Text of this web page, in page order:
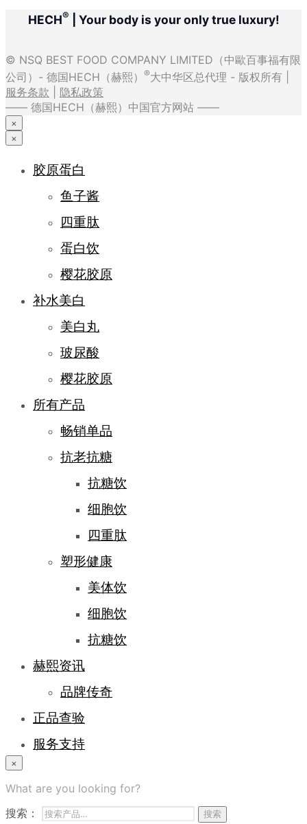
HECH® | Your body is your only true luxury!
© NSQ BEST FOOD COMPANY LIMITED（中歐百事福有限
公司）- 德国HECH（赫熙）
®大中华区总代理 - 版权所有 |
服务条款
隐私政策
—— 德国HECH（赫熙）中国官方网站 ——
×
×
胶原蛋白
鱼子酱
四重肽
蛋白饮
樱花胶原
补水美白
美白丸
玻尿酸
樱花胶原
所有产品
畅销单品
抗老抗糖
抗糖饮
细胞饮
四重肽
塑形健康
美体饮
细胞饮
抗糖饮
赫熙资讯
品牌传奇
正品查验
服务支持
常见问题
×
What are you looking for?
搜索：
搜索